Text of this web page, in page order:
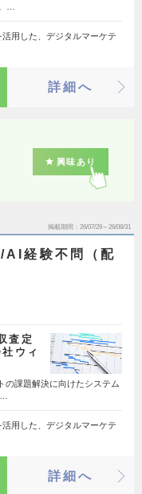
…
用した、デジタルマーケテ
詳細へ
興味あり
掲載期間 26/07/29～26/08/31
AI経験不問（配
査定
ウィ
の課題解決に向けたシステム
用した、デジタルマーケテ
詳細へ